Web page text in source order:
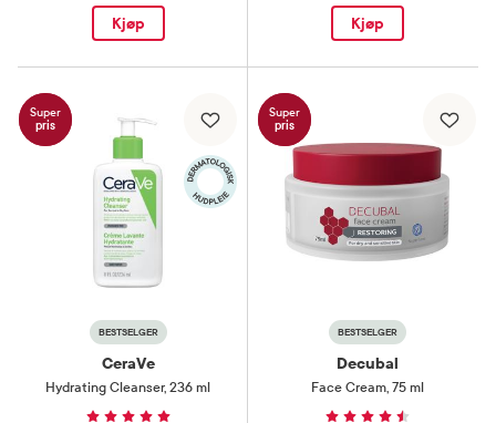
Kjøp Kjøp
Super
pris
BESTSELGER
CeraVe
Hydrating Cleanser, 236 ml
Super
pris
BESTSELGER
Decubal
Face Cream, 75 ml